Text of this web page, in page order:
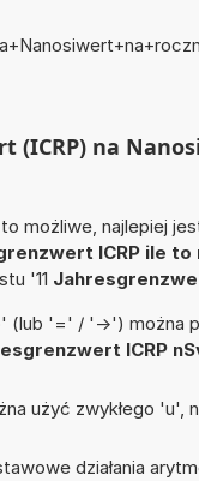
(ICRP) na
możliwe, najlepiej
ICRP ile to
'11
(lub '=' / '->') można
ICRP
użyć zwykłego 'u',
działania